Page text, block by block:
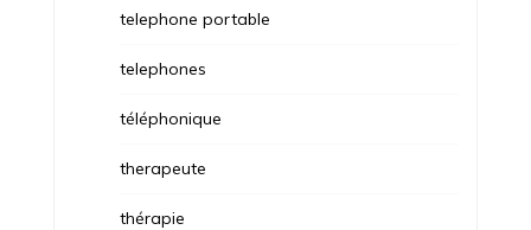
telephone portable
telephones
téléphonique
therapeute
thérapie